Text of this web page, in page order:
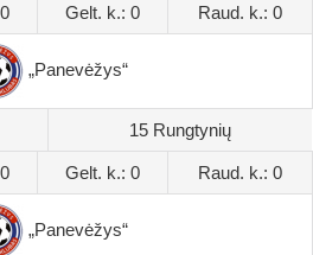
Gelt. k.: 0 Raud. k.: 0
„Panevėžys“
15 Rungtynių
Gelt. k.: 0 Raud. k.: 0
„Panevėžys“